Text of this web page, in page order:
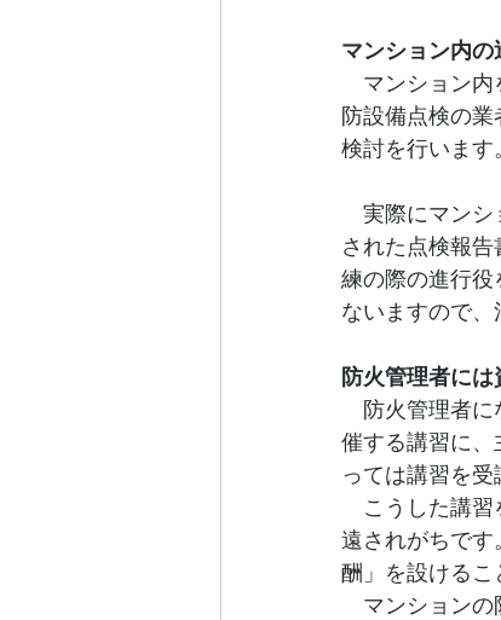
マンション内の
マンション内
防設備点検の
検討を行います
実際にマンシ
された点検報
練の際の進行役
ないますので、
防火管理者に
防火管理者に
催する講習に、
っては講習を受
こうした講習
遠されがちです
酬」を設けるこ
マンションの